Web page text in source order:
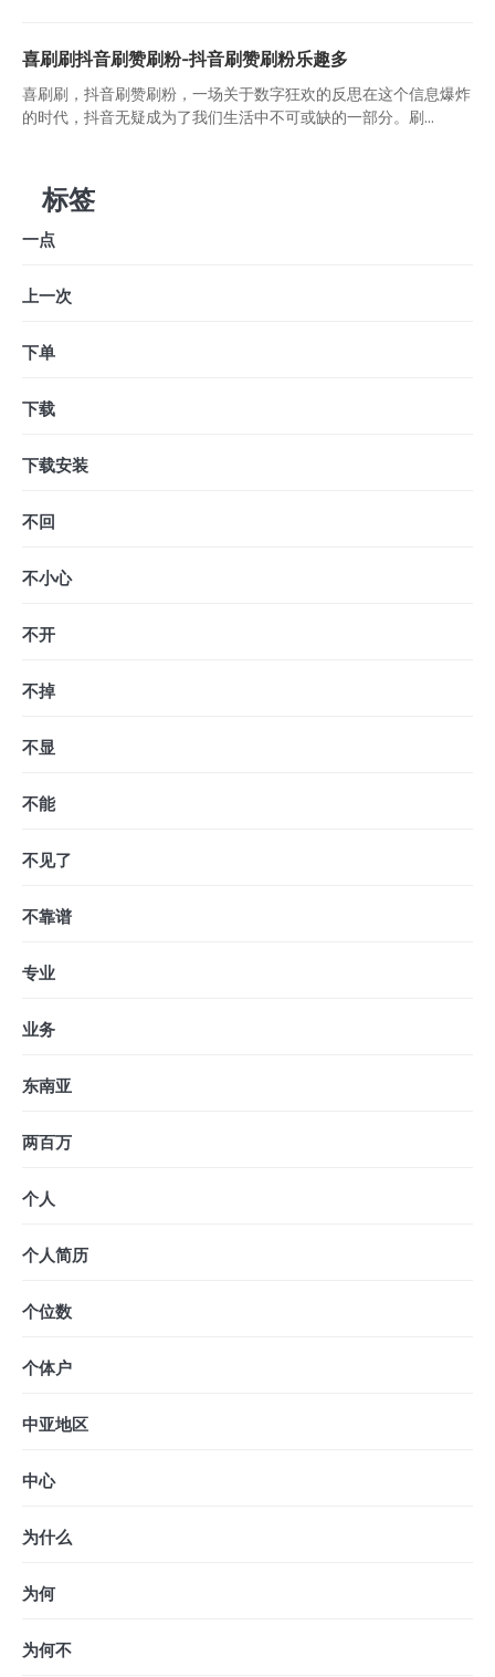
喜刷刷抖音刷赞刷粉-抖音刷赞刷粉乐趣多
喜刷刷，抖音刷赞刷粉，一场关于数字狂欢的反思在这个信息爆炸
的时代，抖音无疑成为了我们生活中不可或缺的一部分。刷...
标签
一点
上一次
下单
下载
下载安装
不回
不小心
不开
不掉
不显
不能
不见了
不靠谱
专业
业务
东南亚
两百万
个人
个人简历
个位数
个体户
中亚地区
中心
为什么
为何
为何不